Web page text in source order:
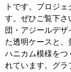
トです。プロジ
す。ぜひご覧下さ
団・アジールデ
た透明ケースと、
ハニカム模様をつ
れています。グラ